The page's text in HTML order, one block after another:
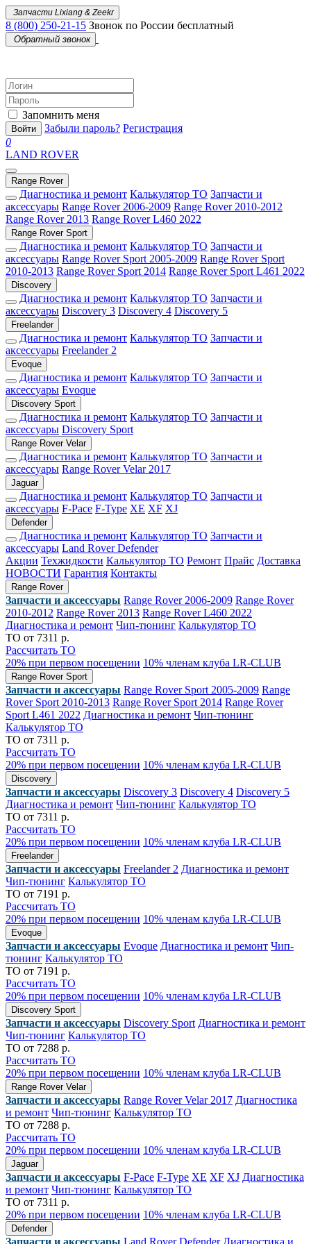
Запчасти Lixiang & Zeekr
8 (800) 250-21-15 Звонок по России бесплатный
Обратный звонок
Запомнить меня
Войти Забыли пароль? Регистрация
0
LAND ROVER
Range Rover
Диагностика и ремонт Калькулятор ТО Запчасти и
аксессуары Range Rover 2006-2009 Range Rover 2010-2012
Range Rover 2013 Range Rover L460 2022
Range Rover Sport
Диагностика и ремонт Калькулятор ТО Запчасти и
аксессуары Range Rover Sport 2005-2009 Range Rover Sport
2010-2013 Range Rover Sport 2014 Range Rover Sport L461 2022
Discovery
Диагностика и ремонт Калькулятор ТО Запчасти и
аксессуары Discovery 3 Discovery 4 Discovery 5
Freelander
Диагностика и ремонт Калькулятор ТО Запчасти и
аксессуары Freelander 2
Evoque
Диагностика и ремонт Калькулятор ТО Запчасти и
аксессуары Evoque
Discovery Sport
Диагностика и ремонт Калькулятор ТО Запчасти и
аксессуары Discovery Sport
Range Rover Velar
Диагностика и ремонт Калькулятор ТО Запчасти и
аксессуары Range Rover Velar 2017
Jaguar
Диагностика и ремонт Калькулятор ТО Запчасти и
аксессуары F-Pace F-Type XE XF XJ
Defender
Диагностика и ремонт Калькулятор ТО Запчасти и
аксессуары Land Rover Defender
Акции Техжидкости Калькулятор ТО Ремонт Прайс Доставка
НОВОСТИ Гарантия Контакты
Range Rover
Запчасти и аксессуары Range Rover 2006-2009 Range Rover
2010-2012 Range Rover 2013 Range Rover L460 2022
Диагностика и ремонт Чип-тюнинг Калькулятор ТО
ТО от 7311 р.
Рассчитать ТО
20% при первом посещении 10% членам клуба LR-CLUB
Range Rover Sport
Запчасти и аксессуары Range Rover Sport 2005-2009 Range
Rover Sport 2010-2013 Range Rover Sport 2014 Range Rover
Sport L461 2022 Диагностика и ремонт Чип-тюнинг
Калькулятор ТО
ТО от 7311 р.
Рассчитать ТО
20% при первом посещении 10% членам клуба LR-CLUB
Discovery
Запчасти и аксессуары Discovery 3 Discovery 4 Discovery 5
Диагностика и ремонт Чип-тюнинг Калькулятор ТО
ТО от 7311 р.
Рассчитать ТО
20% при первом посещении 10% членам клуба LR-CLUB
Freelander
Запчасти и аксессуары Freelander 2 Диагностика и ремонт
Чип-тюнинг Калькулятор ТО
ТО от 7191 р.
Рассчитать ТО
20% при первом посещении 10% членам клуба LR-CLUB
Evoque
Запчасти и аксессуары Evoque Диагностика и ремонт Чип-
тюнинг Калькулятор ТО
ТО от 7191 р.
Рассчитать ТО
20% при первом посещении 10% членам клуба LR-CLUB
Discovery Sport
Запчасти и аксессуары Discovery Sport Диагностика и ремонт
Чип-тюнинг Калькулятор ТО
ТО от 7288 р.
Рассчитать ТО
20% при первом посещении 10% членам клуба LR-CLUB
Range Rover Velar
Запчасти и аксессуары Range Rover Velar 2017 Диагностика
и ремонт Чип-тюнинг Калькулятор ТО
ТО от 7288 р.
Рассчитать ТО
20% при первом посещении 10% членам клуба LR-CLUB
Jaguar
Запчасти и аксессуары F-Pace F-Type XE XF XJ Диагностика
и ремонт Чип-тюнинг Калькулятор ТО
ТО от 7311 р.
20% при первом посещении 10% членам клуба LR-CLUB
Defender
Запчасти и аксессуары Land Rover Defender Диагностика и